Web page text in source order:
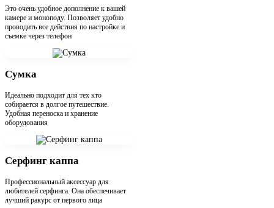
Это очень удобное дополнение к вашей
камере и моноподу. Позволяет удобно
проводить все действия по настройке и
съемке через телефон
Сумка
Идеально подходит для тех кто
собирается в долгое путешествие.
Удобная переноска и хранение
оборудования
Серфинг каппа
Профессиональный аксессуар для
любителей серфинга. Она обеспечивает
лучший ракурс от первого лица